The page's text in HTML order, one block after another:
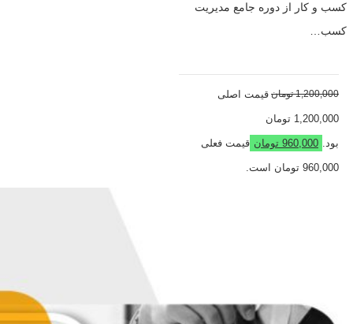
کسب و کار از دوره جامع مدیریت
کسب…
1,200,000 تومان قیمت اصلی
1,200,000 تومان
بود. 960,000 تومان قیمت فعلی
960,000 تومان است.